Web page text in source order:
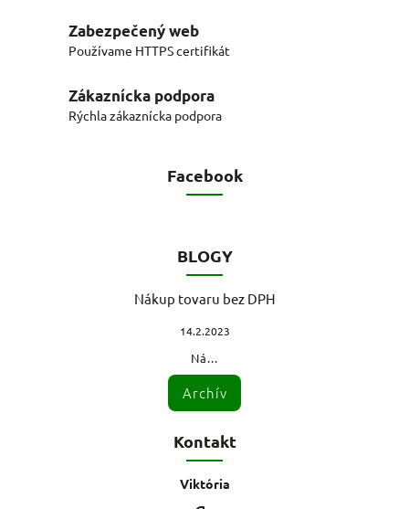
Zabezpečený web
Používame HTTPS certifikát
Zákaznícka podpora
Rýchla zákaznícka podpora
Facebook
BLOGY
Nákup tovaru bez DPH
14.2.2023
Ná...
Archív
Kontakt
Viktória